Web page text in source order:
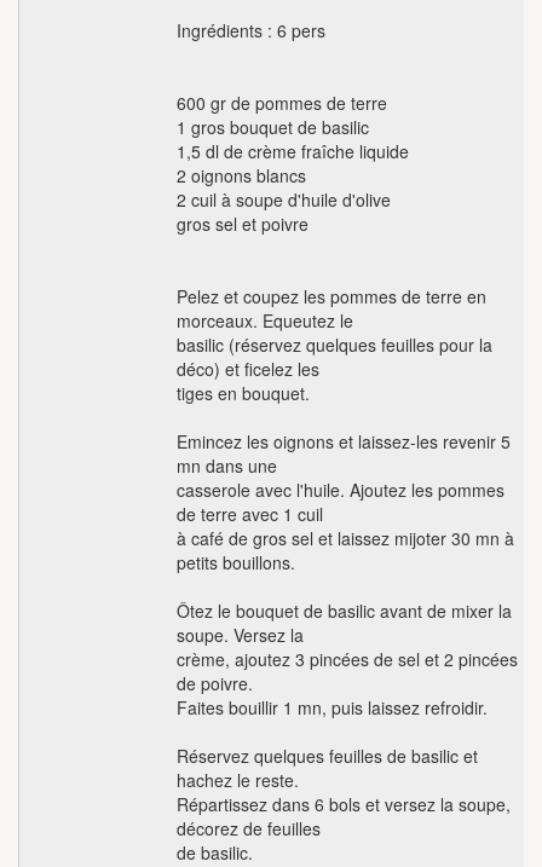
Ingrédients : 6 pers
600 gr de pommes de terre
1 gros bouquet de basilic
1,5 dl de crème fraîche liquide
2 oignons blancs
2 cuil à soupe d'huile d'olive
gros sel et poivre
Pelez et coupez les pommes de terre en
morceaux. Equeutez le
basilic (réservez quelques feuilles pour la
déco) et ficelez les
tiges en bouquet.
Emincez les oignons et laissez-les revenir 5
mn dans une
casserole avec l'huile. Ajoutez les pommes
de terre avec 1 cuil
à café de gros sel et laissez mijoter 30 mn à
petits bouillons.
Ôtez le bouquet de basilic avant de mixer la
soupe. Versez la
crème, ajoutez 3 pincées de sel et 2 pincées
de poivre.
Faites bouillir 1 mn, puis laissez refroidir.
Réservez quelques feuilles de basilic et
hachez le reste.
Répartissez dans 6 bols et versez la soupe,
décorez de feuilles
de basilic.